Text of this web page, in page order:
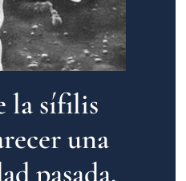
la sífilis
una
pasada,